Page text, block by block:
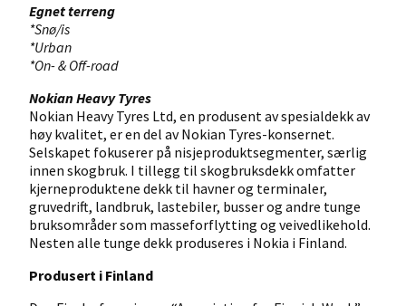
Egnet terreng
*Snø/is
*Urban
*On- & Off-road
Nokian Heavy Tyres
Nokian Heavy Tyres Ltd, en produsent av spesialdekk av
høy kvalitet, er en del av Nokian Tyres-konsernet.
Selskapet fokuserer på nisjeproduktsegmenter, særlig
innen skogbruk. I tillegg til skogbruksdekk omfatter
kjerneproduktene dekk til havner og terminaler,
gruvedrift, landbruk, lastebiler, busser og andre tunge
bruksområder som masseforflytting og veivedlikehold.
Nesten alle tunge dekk produseres i Nokia i Finland.
Produsert i Finland